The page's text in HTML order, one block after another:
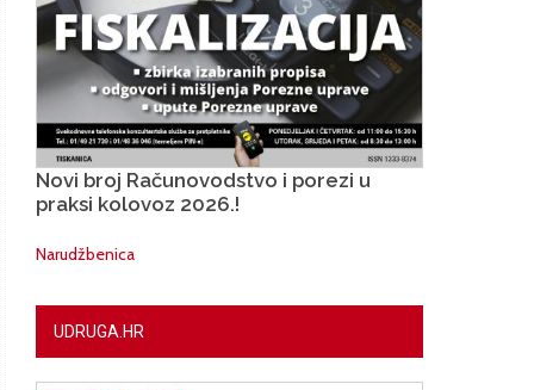
Novi broj Računovodstvo i porezi u
praksi kolovoz 2026.!
Narudžbenica
UDRUGA.HR